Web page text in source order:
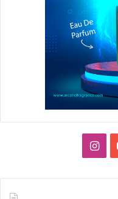
يوتيوبانستقرام